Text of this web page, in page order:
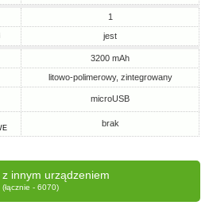
1
jest
3200 mAh
litowo-polimerowy, zintegrowany
microUSB
brak
innym urządzeniem
(łącznie - 6070)